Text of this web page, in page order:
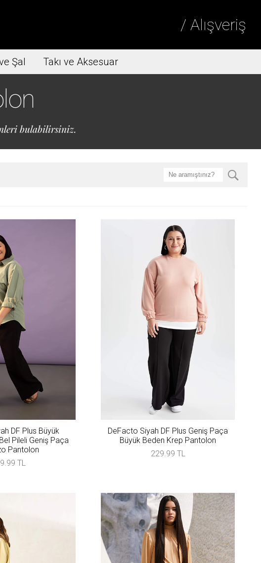
/ Alışveriş
Şal Takı ve Aksesuar
bulabilirsiniz.
DF Plus Büyük
Pileli Geniş Paça
Pantolon
TL
DeFacto Siyah DF Plus Geniş Paça
Büyük Beden Krep Pantolon
229.99 TL